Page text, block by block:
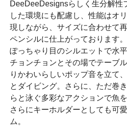
DeeDeeDesignsらしく生分解性
した環境にも配慮し、性能はオ
現しながら、サイズに合わせて
ペンシルに仕上がっております。
ぽっちゃり目のシルエットで水平
チョンチョンとその場でテーブ
りかわいらしいポップ音を立て
とダイビング。さらに、ただ巻
らと泳ぐ多彩なアクションで魚
さらにキーホルダーとしても可
ム。